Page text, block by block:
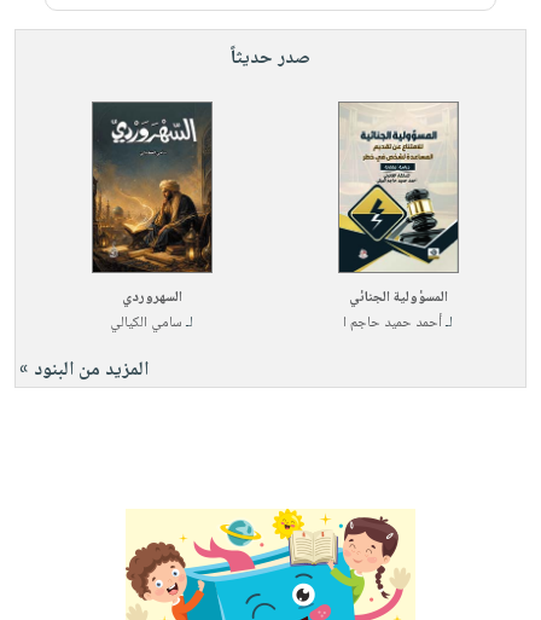
صدر حديثاً
المسؤولية الجنائي
لـأحمد حميد حاجم ا
السهروردي
لـسامي الكيالي
المزيد من البنود »